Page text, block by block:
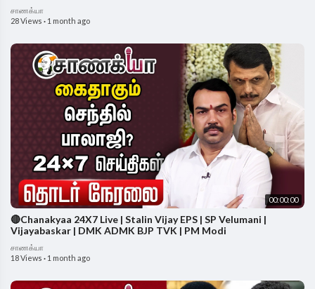
சாணக்யா
28 Views · 1 month ago
00:00:00
🔴Chanakyaa 24X7 Live | Stalin Vijay EPS | SP Velumani |
Vijayabaskar | DMK ADMK BJP TVK | PM Modi
சாணக்யா
18 Views · 1 month ago